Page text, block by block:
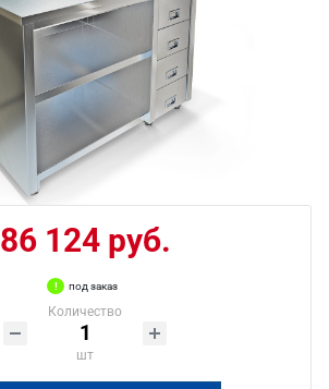
86 124 руб.
под заказ
Количество
шт